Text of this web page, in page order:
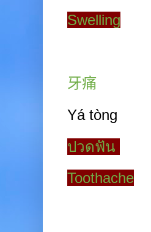
Swelling
牙痛
Yá tòng
ปวดฟัน
Toothache